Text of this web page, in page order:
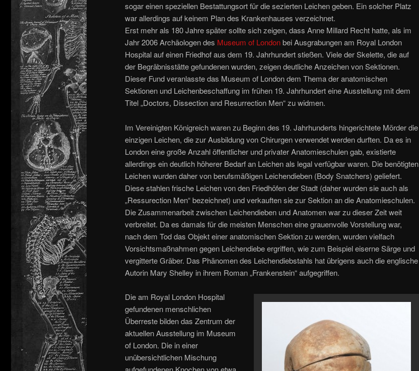
sogar einen speziellen Bestattungsort für die sezierten Leichen geben. Ein solcher Platz
war allerdings auf keinem Plan des Krankenhauses verzeichnet.
Erst mehr als 180 Jahre später sollte sich zeigen, dass Anne Millard Recht hatte, als im
Jahr 2006 Archäologen des Museum of Londonbei Ausgrabungen am Royal London
Hospital auf einen Friedhof aus dem 19. Jahrhundert stießen. Viele der Skelette, die auf
der Begräbnisstätte gefundenen wurden, zeigen deutliche Anzeichen von Sektionen.
Dieser Fund veranlasste das Museum of London dem Thema der anatomischen
Sektionen und Leichenbeschaffung im frühen 19. Jahrhundert eine Ausstellung mit dem
Titel „Doctors, Dissection and Resurrection Men“ zu widmen.
Im Vereinigten Königreich waren zu Beginn des 19. Jahrhunderts hingerichtete Mörder die
einzigen Leichen, die zur Ausbildung von Chirurgen verwendet werden durften. Da es in
London eine große Anzahl öffentlicher und privater Anatomieschulen gab, existierte
allerdings ein deutlich höherer Bedarf an Leichen als legal verfügbar waren. Die benötigten
Leichen wurden daher von berufsmäßigen Leichendieben (Body Snatchers) geliefert.
Diese stahlen frische Leichen von den Friedhöfen der Stadt (daher wurden sie auch als
„Ressurection Men“ bezeichnet) und verkauften sie zur Sektion an die Anatomieschulen.
Die Zusammenarbeit zwischen Leichendieben und Anatomen war zu dieser Zeit weit
verbreitet. Da es damals für die meisten Menschen eine grauenvolle Vorstellung war,
nach dem Tod das Objekt einer anatomischen Sektion zu werden, wurden vielfach
Vorsichtsmaßnahmen gegen Leichendiebe ergriffen, wie zum Beispiel eiserne Särge und
vergitterte Gräber. Das Phänomen des Leichendiebstahls hat übrigens auch die englische
Autorin Mary Shelley in ihrem Roman „Frankenstein“ aufgegriffen.
Die am Royal London Hospital
gefundenen menschlichen
Überreste bilden das Zentrum der
aktuellen Ausstellung im Museum
of London. Die in einer
unübersichtlichen Mischung